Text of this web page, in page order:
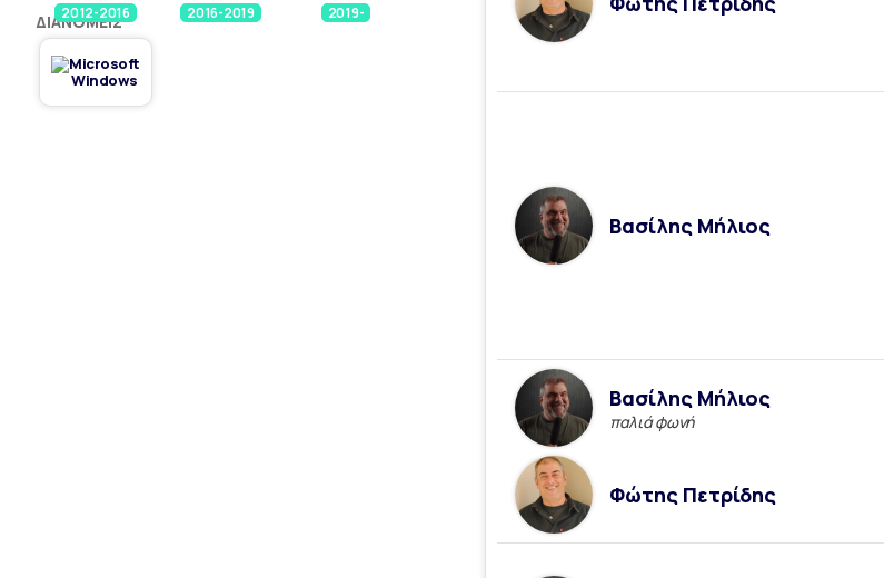
2012-2016 2016-2019 2019-
ΔΙΑΝΟΜΕΊΣ
Βασίλης Μήλιος
Βασίλης Μήλιος
παλιά φωνή
Φώτης Πετρίδης